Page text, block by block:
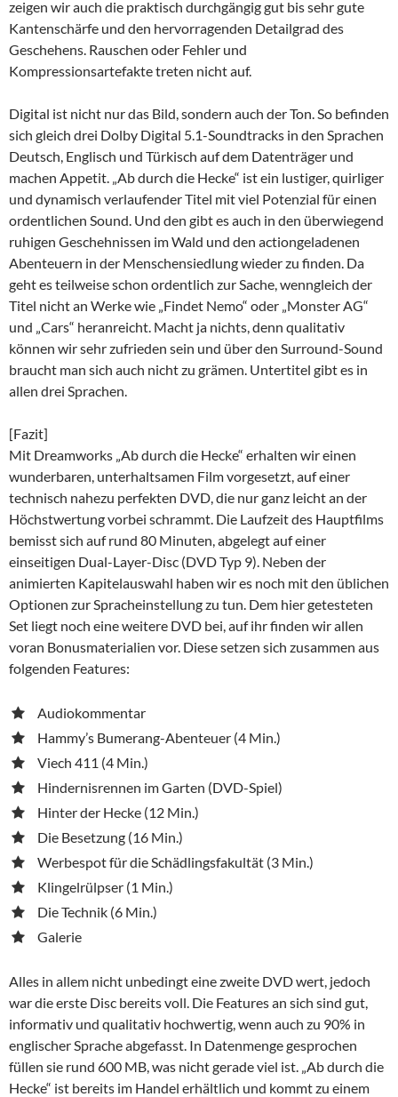
zeigen wir auch die praktisch durchgängig gut bis sehr gute
Kantenschärfe und den hervorragenden Detailgrad des
Geschehens. Rauschen oder Fehler und
Kompressionsartefakte treten nicht auf.
Digital ist nicht nur das Bild, sondern auch der Ton. So befinden
sich gleich drei Dolby Digital 5.1-Soundtracks in den Sprachen
Deutsch, Englisch und Türkisch auf dem Datenträger und
machen Appetit. „Ab durch die Hecke“ ist ein lustiger, quirliger
und dynamisch verlaufender Titel mit viel Potenzial für einen
ordentlichen Sound. Und den gibt es auch in den überwiegend
ruhigen Geschehnissen im Wald und den actiongeladenen
Abenteuern in der Menschensiedlung wieder zu finden. Da
geht es teilweise schon ordentlich zur Sache, wenngleich der
Titel nicht an Werke wie „Findet Nemo“ oder „Monster AG“
und „Cars“ heranreicht. Macht ja nichts, denn qualitativ
können wir sehr zufrieden sein und über den Surround-Sound
braucht man sich auch nicht zu grämen. Untertitel gibt es in
allen drei Sprachen.
[Fazit]
Mit Dreamworks „Ab durch die Hecke“ erhalten wir einen
wunderbaren, unterhaltsamen Film vorgesetzt, auf einer
technisch nahezu perfekten DVD, die nur ganz leicht an der
Höchstwertung vorbei schrammt. Die Laufzeit des Hauptfilms
bemisst sich auf rund 80 Minuten, abgelegt auf einer
einseitigen Dual-Layer-Disc (DVD Typ 9). Neben der
animierten Kapitelauswahl haben wir es noch mit den üblichen
Optionen zur Spracheinstellung zu tun. Dem hier getesteten
Set liegt noch eine weitere DVD bei, auf ihr finden wir allen
voran Bonusmaterialien vor. Diese setzen sich zusammen aus
folgenden Features:
Audiokommentar
Hammy’s Bumerang-Abenteuer (4 Min.)
Viech 411 (4 Min.)
Hindernisrennen im Garten (DVD-Spiel)
Hinter der Hecke (12 Min.)
Die Besetzung (16 Min.)
Werbespot für die Schädlingsfakultät (3 Min.)
Klingelrülpser (1 Min.)
Die Technik (6 Min.)
Galerie
Alles in allem nicht unbedingt eine zweite DVD wert, jedoch
war die erste Disc bereits voll. Die Features an sich sind gut,
informativ und qualitativ hochwertig, wenn auch zu 90% in
englischer Sprache abgefasst. In Datenmenge gesprochen
füllen sie rund 600 MB, was nicht gerade viel ist. „Ab durch die
Hecke“ ist bereits im Handel erhältlich und kommt zu einem